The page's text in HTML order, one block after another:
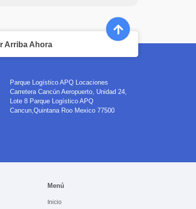
Ir Arriba Ahora
Parque Logístico APQLocaciones
Carretera Cancún Aeropuerto, Unidad 24,
Lote 8 Parque Logístico APQ
Cancun,Quintana Roo Mexico 77500
Menú
Inicio